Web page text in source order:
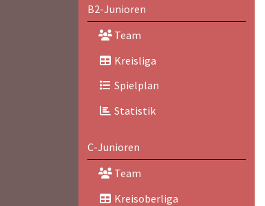
B2-Junioren
Team
Kreisliga
Spielplan
Statistik
C-Junioren
Team
Kreisoberliga